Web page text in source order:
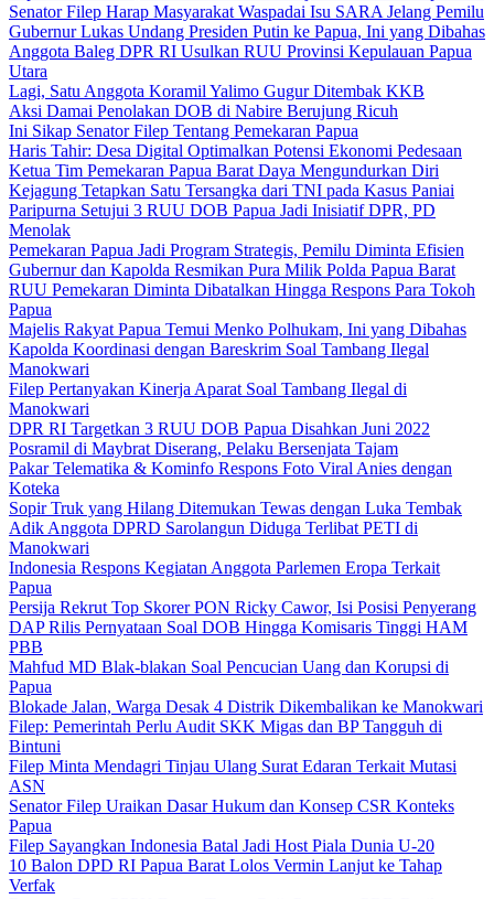
Senator Filep Harap Masyarakat Waspadai Isu SARA Jelang Pemilu
Gubernur Lukas Undang Presiden Putin ke Papua, Ini yang Dibahas
Anggota Baleg DPR RI Usulkan RUU Provinsi Kepulauan Papua
Utara
Lagi, Satu Anggota Koramil Yalimo Gugur Ditembak KKB
Aksi Damai Penolakan DOB di Nabire Berujung Ricuh
Ini Sikap Senator Filep Tentang Pemekaran Papua
Haris Tahir: Desa Digital Optimalkan Potensi Ekonomi Pedesaan
Ketua Tim Pemekaran Papua Barat Daya Mengundurkan Diri
Kejagung Tetapkan Satu Tersangka dari TNI pada Kasus Paniai
Paripurna Setujui 3 RUU DOB Papua Jadi Inisiatif DPR, PD
Menolak
Pemekaran Papua Jadi Program Strategis, Pemilu Diminta Efisien
Gubernur dan Kapolda Resmikan Pura Milik Polda Papua Barat
RUU Pemekaran Diminta Dibatalkan Hingga Respons Para Tokoh
Papua
Majelis Rakyat Papua Temui Menko Polhukam, Ini yang Dibahas
Kapolda Koordinasi dengan Bareskrim Soal Tambang Ilegal
Manokwari
Filep Pertanyakan Kinerja Aparat Soal Tambang Ilegal di
Manokwari
DPR RI Targetkan 3 RUU DOB Papua Disahkan Juni 2022
Posramil di Maybrat Diserang, Pelaku Bersenjata Tajam
Pakar Telematika & Kominfo Respons Foto Viral Anies dengan
Koteka
Sopir Truk yang Hilang Ditemukan Tewas dengan Luka Tembak
Adik Anggota DPRD Sarolangun Diduga Terlibat PETI di
Manokwari
Indonesia Respons Kegiatan Anggota Parlemen Eropa Terkait
Papua
Persija Rekrut Top Skorer PON Ricky Cawor, Isi Posisi Penyerang
DAP Rilis Pernyataan Soal DOB Hingga Komisaris Tinggi HAM
PBB
Mahfud MD Blak-blakan Soal Pencucian Uang dan Korupsi di
Papua
Blokade Jalan, Warga Desak 4 Distrik Dikembalikan ke Manokwari
Filep: Pemerintah Perlu Audit SKK Migas dan BP Tangguh di
Bintuni
Filep Minta Mendagri Tinjau Ulang Surat Edaran Terkait Mutasi
ASN
Senator Filep Uraikan Dasar Hukum dan Konsep CSR Konteks
Papua
Filep Sayangkan Indonesia Batal Jadi Host Piala Dunia U-20
10 Balon DPD RI Papua Barat Lolos Vermin Lanjut ke Tahap
Verfak